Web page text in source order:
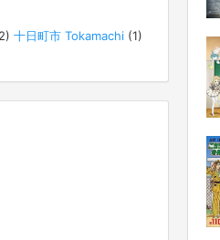
十日町市 Tokamachi (1)